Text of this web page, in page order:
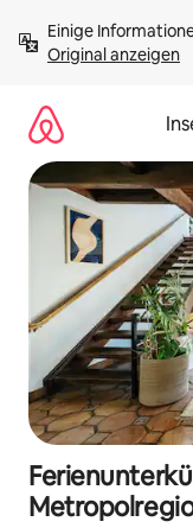
Inhalten
springenOriginal anzeigen